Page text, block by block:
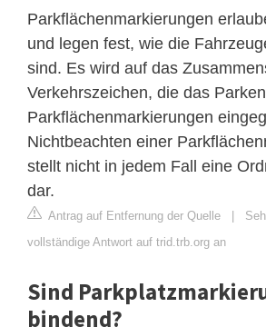
Parkflächenmarkierungen
und legen fest, wie die
sind. Es wird auf das
Verkehrszeichen, die das
Parkflächenmarkierungen
Nichtbeachten einer
stellt nicht in jedem Fall eine
dar.
Antrag auf Entfernung der Quelle |
vollständige Antwort auf trid.trb.org an
Sind
bindend?